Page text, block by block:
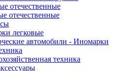
отечественные
отечественные
легковые
автомобили - Иномарки
техника